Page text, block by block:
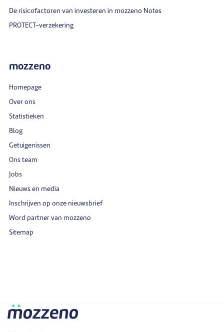
De risicofactoren van investeren in mozzeno Notes
PROTECT-verzekering
mozzeno
Homepage
Over ons
Statistieken
Blog
Getuigenissen
Ons team
Jobs
Nieuws en media
Inschrijven op onze nieuwsbrief
Word partner van mozzeno
Sitemap